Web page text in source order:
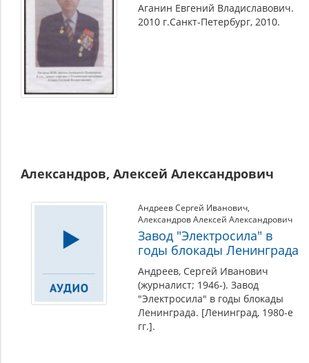
Аганин Евгений Владиславович.
2010 г.Санкт-Петербург, 2010.
Александров, Алексей Александрович
Андреев Сергей Иванович,
Александров Алексей Александрович
Завод "Электросила" в
годы блокады Ленинграда
Андреев, Сергей Иванович
(журналист; 1946-). Завод
"Электросила" в годы блокады
Ленинграда. [Ленинград, 1980-е
гг.].